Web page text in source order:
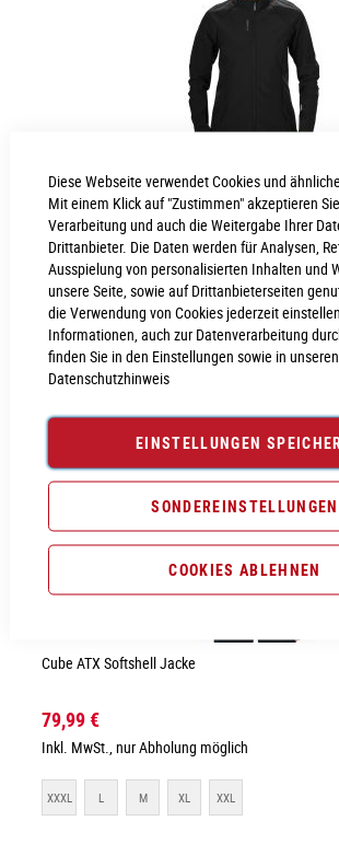
Diese Webseite verwendet Cookies und
Mit einem Klick auf "Zustimmen" akzeptieren
Verarbeitung und auch die Weitergabe Ihrer
Drittanbieter. Die Daten werden für Analysen,
Ausspielung von personalisierten Inhalten und
unsere Seite, sowie auf Drittanbieterseiten
die Verwendung von Cookies jederzeit
Informationen, auch zur Datenverarbeitung
finden Sie in den Einstellungen sowie in unseren
Datenschutzhinweis
EINSTELLUNGEN
SONDEREINSTELLUNGEN
COOKIES ABLEHNEN
Cube ATX WS Softshell Jacke
79,99 €
Inkl. MwSt., nur Abholung möglich
M (38) L (40)
Cube ATX Softshell Jacke
79,99 €
Inkl. MwSt., nur Abholung möglich
XXXL L M XL XXL